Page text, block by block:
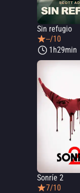
Sin refugio
--/10
1h29min
Sonríe 2
7/10